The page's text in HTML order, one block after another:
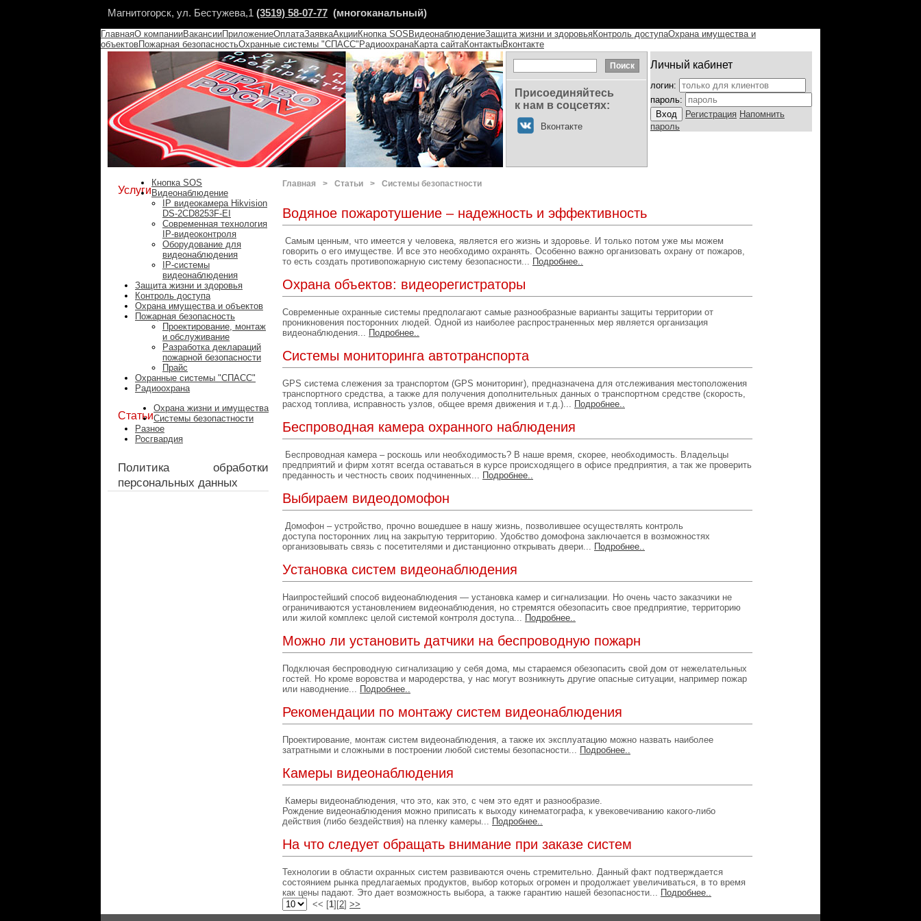
Магнитогорск, ул. Бестужева,1 (3519) 58-07-77 (многоканальный)
ГлавнаяО компанииВакансииПриложениеОплатаЗаявкаАкцииКнопка SOS ВидеонаблюдениеЗащита жизни и здоровьяКонтроль доступаОхрана имущества и
объектовПожарная безопасностьОхранные системы "СПАСС" РадиоохранаКарта сайтаКонтактыВконтакте
Присоединяйтесь
к нам в соцсетях:
Вконтакте
Личный кабинет
логин:
пароль:
Регистрация Напомнить
пароль
Услуги
Кнопка SOS
Видеонаблюдение
IP видеокамера Hikvision
DS-2CD8253F-EI
Современная технология
IP-видеоконтроля
Оборудование для
видеонаблюдения
IP-системы
видеонаблюдения
Защита жизни и здоровья
Контроль доступа
Охрана имущества и объектов
Пожарная безопасность
Проектирование, монтаж
и обслуживание
Разработка деклараций
пожарной безопасности
Прайс
Охранные системы "СПАСС"
Радиоохрана
Статьи
Охрана жизни и имущества
Системы безопастности
Разное
Росгвардия
Политика обработки
персональных данных
Главная > Статьи > Системы безопастности
Водяное пожаротушение – надежность и эффективность
Самым ценным, что имеется у человека, является его жизнь и здоровье. И только потом уже мы можем
говорить о его имуществе. И все это необходимо охранять. Особенно важно организовать охрану от пожаров,
то есть создать противопожарную систему безопасности... Подробнее..
Охрана объектов: видеорегистраторы
Современные охранные системы предполагают самые разнообразные варианты защиты территории от
проникновения посторонних людей. Одной из наиболее распространенных мер является организация
видеонаблюдения... Подробнее..
Системы мониторинга автотранспорта
GPS система слежения за транспортом (GPS мониторинг), предназначена для отслеживания местоположения
транспортного средства, а также для получения дополнительных данных о транспортном средстве (скорость,
расход топлива, исправность узлов, общее время движения и т.д.)... Подробнее..
Беспроводная камера охранного наблюдения
Беспроводная камера – роскошь или необходимость? В наше время, скорее, необходимость. Владельцы
предприятий и фирм хотят всегда оставаться в курсе происходящего в офисе предприятия, а так же проверить
преданность и честность своих подчиненных... Подробнее..
Выбираем видеодомофон
Домофон – устройство, прочно вошедшее в нашу жизнь, позволившее осуществлять контроль
доступа посторонних лиц на закрытую территорию. Удобство домофона заключается в возможностях
организовывать связь с посетителями и дистанционно открывать двери... Подробнее..
Установка систем видеонаблюдения
Наипростейший способ видеонаблюдения — установка камер и сигнализации. Но очень часто заказчики не
ограничиваются установлением видеонаблюдения, но стремятся обезопасить свое предприятие, территорию
или жилой комплекс целой системой контроля доступа... Подробнее..
Можно ли установить датчики на беспроводную пожарн
Подключая беспроводную сигнализацию у себя дома, мы стараемся обезопасить свой дом от нежелательных
гостей. Но кроме воровства и мародерства, у нас могут возникнуть другие опасные ситуации, например пожар
или наводнение... Подробнее..
Рекомендации по монтажу систем видеонаблюдения
Проектирование, монтаж систем видеонаблюдения, а также их эксплуатацию можно назвать наиболее
затратными и сложными в построении любой системы безопасности... Подробнее..
Камеры видеонаблюдения
Камеры видеонаблюдения, что это, как это, с чем это едят и разнообразие.
Рождение видеонаблюдения можно приписать к выходу кинематографа, к увековечиванию какого-либо
действия (либо бездействия) на пленку камеры... Подробнее..
На что следует обращать внимание при заказе систем
Технологии в области охранных систем развиваются очень стремительно. Данный факт подтверждается
состоянием рынка предлагаемых продуктов, выбор которых огромен и продолжает увеличиваться, в то время
как цены падают. Это дает возможность выбора, а также гарантию нашей безопасности... Подробнее..
<< [1][2] >>